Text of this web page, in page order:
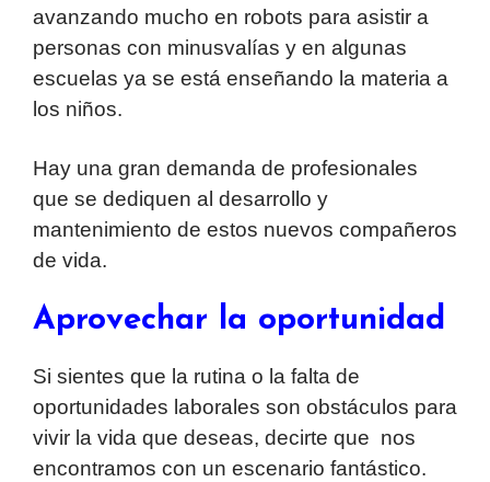
avanzando mucho en robots para asistir a
personas con minusvalías y en algunas
escuelas ya se está enseñando la materia a
los niños.
Hay una gran demanda de profesionales
que se dediquen al desarrollo y
mantenimiento de estos nuevos compañeros
de vida.
Aprovechar la oportunidad
Si sientes que la rutina o la falta de
oportunidades laborales son obstáculos para
vivir la vida que deseas, decirte que nos
encontramos con un escenario fantástico.